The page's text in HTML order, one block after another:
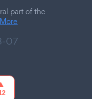
part of the
07